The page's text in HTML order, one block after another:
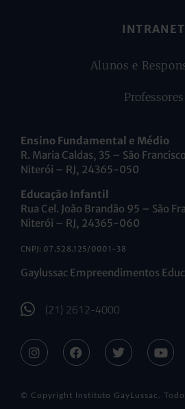
INTRANET
Alunos e
Professores
Ensino Fundamental e Médio
R. Maria Caldas, 35 – São Francisco
Niterói – RJ, 24365-050
Educação Infantil
Rua Cel. João Brandão 95 – São
Niterói – RJ, 24365-060
CNPJ: 07.528.125/0001-38
Gaylussac Empreendimentos
(21) 2612-4000
© Copyright Instituto GayLussac.